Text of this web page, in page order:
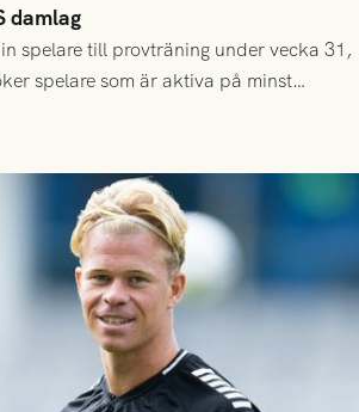
damlag
spelare till provträning under vecka 31,
spelare som är aktiva på minst